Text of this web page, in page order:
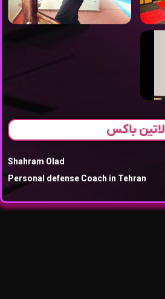
لاتین باکس
Shahram Olad
Personal defense Coach in Tehran